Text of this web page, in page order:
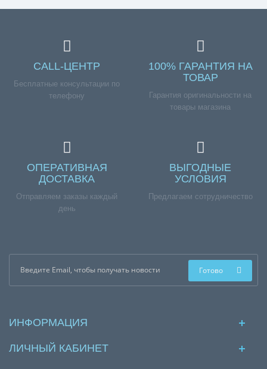
СALL-ЦЕНТР
Бесплатные консультации по
телефону
100% ГАРАНТИЯ НА
ТОВАР
Гарантия оригинальности на
товары магазина
ОПЕРАТИВНАЯ
ДОСТАВКА
Отправляем заказы каждый
день
ВЫГОДНЫЕ
УСЛОВИЯ
Предлагаем сотрудничество
Готово
ИНФОРМАЦИЯ
ЛИЧНЫЙ КАБИНЕТ